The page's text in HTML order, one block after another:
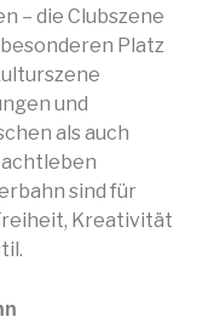
– die Clubszene
Platz
und
als auch
sind für
Kreativität